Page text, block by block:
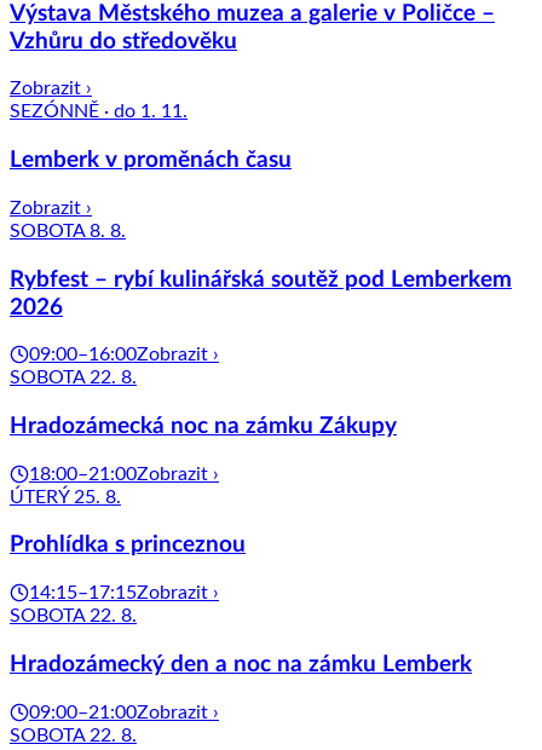
Výstava Městského muzea a galerie v Poličce –
Vzhůru do středověku
Zobrazit ›
SEZÓNNĚ · do 1. 11.
Lemberk v proměnách času
Zobrazit ›
SOBOTA 8. 8.
Rybfest – rybí kulinářská soutěž pod Lemberkem
2026
09:00–16:00Zobrazit ›
SOBOTA 22. 8.
Hradozámecká noc na zámku Zákupy
18:00–21:00Zobrazit ›
ÚTERÝ 25. 8.
Prohlídka s princeznou
14:15–17:15Zobrazit ›
SOBOTA 22. 8.
Hradozámecký den a noc na zámku Lemberk
09:00–21:00Zobrazit ›
SOBOTA 22. 8.